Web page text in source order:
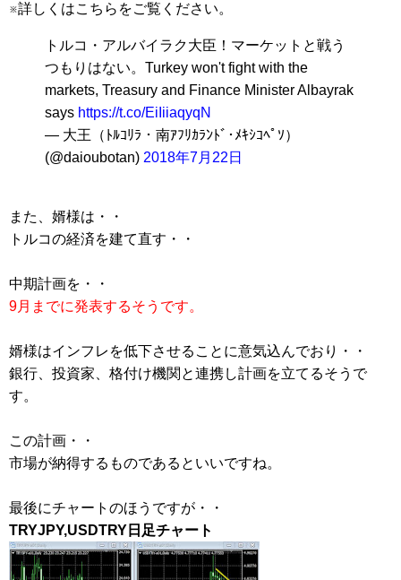
※詳しくはこちらをご覧ください。
トルコ・アルバイラク大臣！マーケットと戦う
つもりはない。Turkey won't fight with the
markets, Treasury and Finance Minister Albayrak
says https://t.co/EiIiiaqyqN
— 大王（ﾄﾙｺﾘﾗ・南ｱﾌﾘｶﾗﾝﾄﾞ･ﾒｷｼｺﾍﾟｿ）
(@daioubotan) 2018年7月22日
また、婿様は・・
トルコの経済を建て直す・・
中期計画を・・
9月までに発表するそうです。
婿様はインフレを低下させることに意気込んでおり・・
銀行、投資家、格付け機関と連携し計画を立てるそうで
す。
この計画・・
市場が納得するものであるといいですね。
最後にチャートのほうですが・・
TRYJPY,USDTRY日足チャート